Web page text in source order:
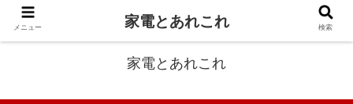
ファミリーの家電口コミ＆比較サイト
家電とあれこれ
メニュー 家電とあれこれ 検索